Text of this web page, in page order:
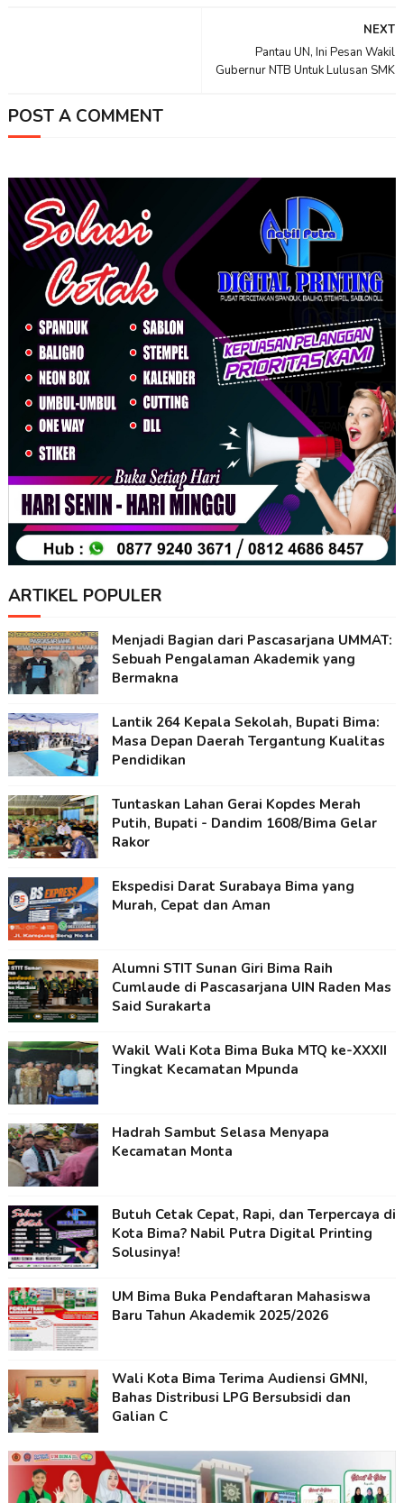
NEXT
Pantau UN, Ini Pesan Wakil
Gubernur NTB Untuk Lulusan SMK
POST A COMMENT
ARTIKEL POPULER
Menjadi Bagian dari Pascasarjana UMMAT:
Sebuah Pengalaman Akademik yang
Bermakna
Lantik 264 Kepala Sekolah, Bupati Bima:
Masa Depan Daerah Tergantung Kualitas
Pendidikan
Tuntaskan Lahan Gerai Kopdes Merah
Putih, Bupati - Dandim 1608/Bima Gelar
Rakor
Ekspedisi Darat Surabaya Bima yang
Murah, Cepat dan Aman
Alumni STIT Sunan Giri Bima Raih
Cumlaude di Pascasarjana UIN Raden Mas
Said Surakarta
Wakil Wali Kota Bima Buka MTQ ke-XXXII
Tingkat Kecamatan Mpunda
Hadrah Sambut Selasa Menyapa
Kecamatan Monta
Butuh Cetak Cepat, Rapi, dan Terpercaya di
Kota Bima? Nabil Putra Digital Printing
Solusinya!
UM Bima Buka Pendaftaran Mahasiswa
Baru Tahun Akademik 2025/2026
Wali Kota Bima Terima Audiensi GMNI,
Bahas Distribusi LPG Bersubsidi dan
Galian C